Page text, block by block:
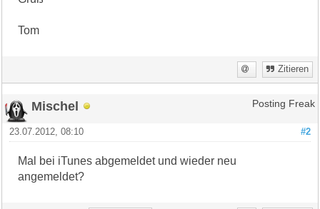
Tom
Zitieren
Mischel Posting Freak
#2
23.07.2012, 08:10
Mal bei iTunes abgemeldet und wieder neu
angemeldet?